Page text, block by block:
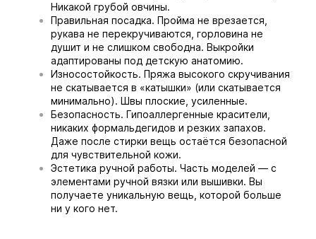
Никакой грубой овчины.
Правильная посадка. Пройма не врезается,
рукава не перекручиваются, горловина не
душит и не слишком свободна. Выкройки
адаптированы под детскую анатомию.
Износостойкость. Пряжа высокого скручивания
не скатывается в «катышки» (или скатывается
минимально). Швы плоские, усиленные.
Безопасность. Гипоаллергенные красители,
никаких формальдегидов и резких запахов.
Даже после стирки вещь остаётся безопасной
для чувствительной кожи.
Эстетика ручной работы. Часть моделей — с
элементами ручной вязки или вышивки. Вы
получаете уникальную вещь, которой больше
ни у кого нет.